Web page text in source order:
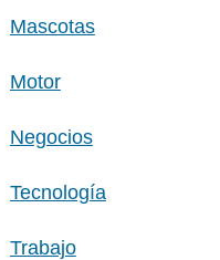
Mascotas
Motor
Negocios
Tecnología
Trabajo